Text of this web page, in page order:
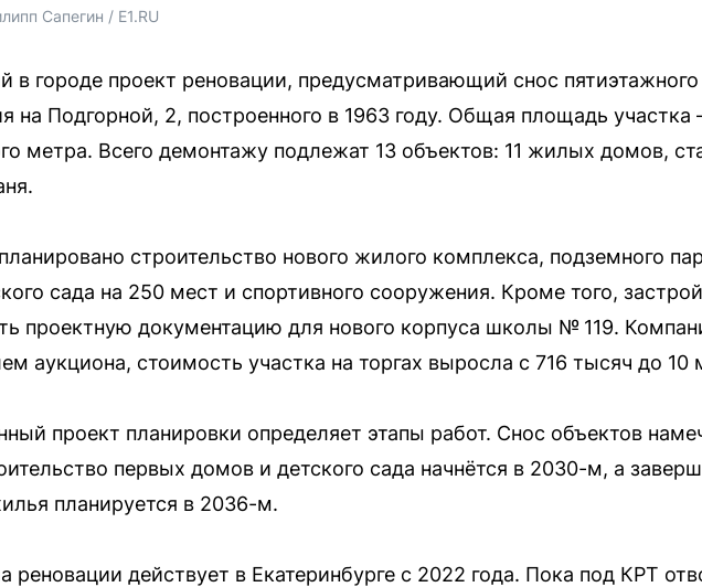
Сапегин / E1.RU
в городе проект реновации, предусматривающий снос
на Подгорной, 2, построенного в 1963 году. Общая площадь участка
метра. Всего демонтажу подлежат 13 объектов: 11 жилых домов,
строительство нового жилого комплекса, подземного
сада на 250 мест и спортивного сооружения. Кроме того,
проектную документацию для нового корпуса школы № 119.
аукциона, стоимость участка на торгах выросла с 716 тысяч до
проект планировки определяет этапы работ. Снос объектов
первых домов и детского сада начнётся в 2030-м, а
планируется в 2036-м.
реновации действует в Екатеринбурге с 2022 года. Пока под КРТ